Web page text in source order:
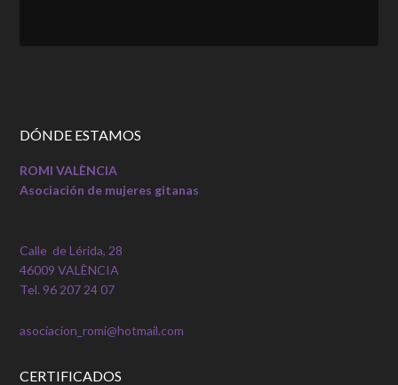
DÓNDE ESTAMOS
ROMI VALÈNCIA
Asociación de mujeres gitanas
Calle de Lérida, 28
46009 VALÈNCIA
Tel. 96 207 24 07
asociacion_romi@hotmail.com
CERTIFICADOS